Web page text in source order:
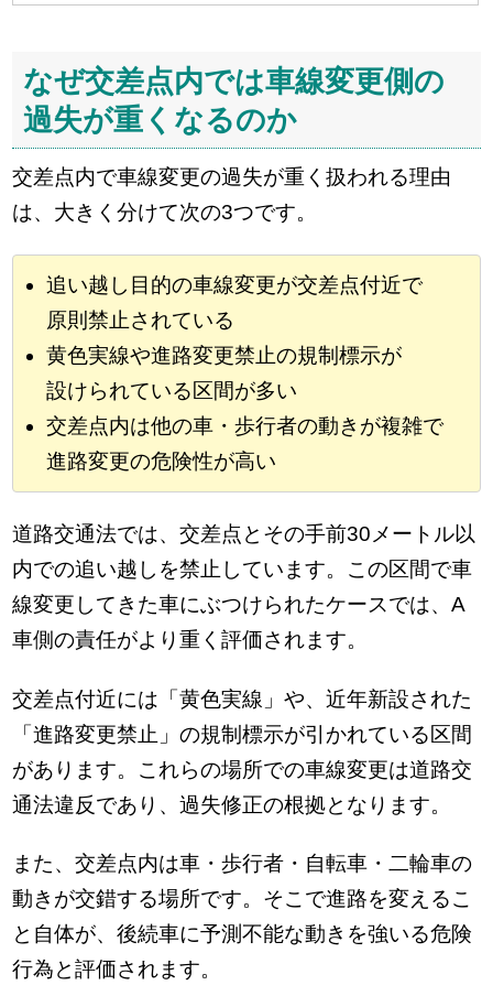
なぜ交差点内では車線変更側の
過失が重くなるのか
交差点内で車線変更の過失が重く扱われる理由
は、大きく分けて次の3つです。
追い越し目的の車線変更が交差点付近で
原則禁止されている
黄色実線や進路変更禁止の規制標示が
設けられている区間が多い
交差点内は他の車・歩行者の動きが複雑で
進路変更の危険性が高い
道路交通法では、交差点とその手前30メートル以
内での追い越しを禁止しています。この区間で車
線変更してきた車にぶつけられたケースでは、A
車側の責任がより重く評価されます。
交差点付近には「黄色実線」や、近年新設された
「進路変更禁止」の規制標示が引かれている区間
があります。これらの場所での車線変更は道路交
通法違反であり、過失修正の根拠となります。
また、交差点内は車・歩行者・自転車・二輪車の
動きが交錯する場所です。そこで進路を変えるこ
と自体が、後続車に予測不能な動きを強いる危険
行為と評価されます。